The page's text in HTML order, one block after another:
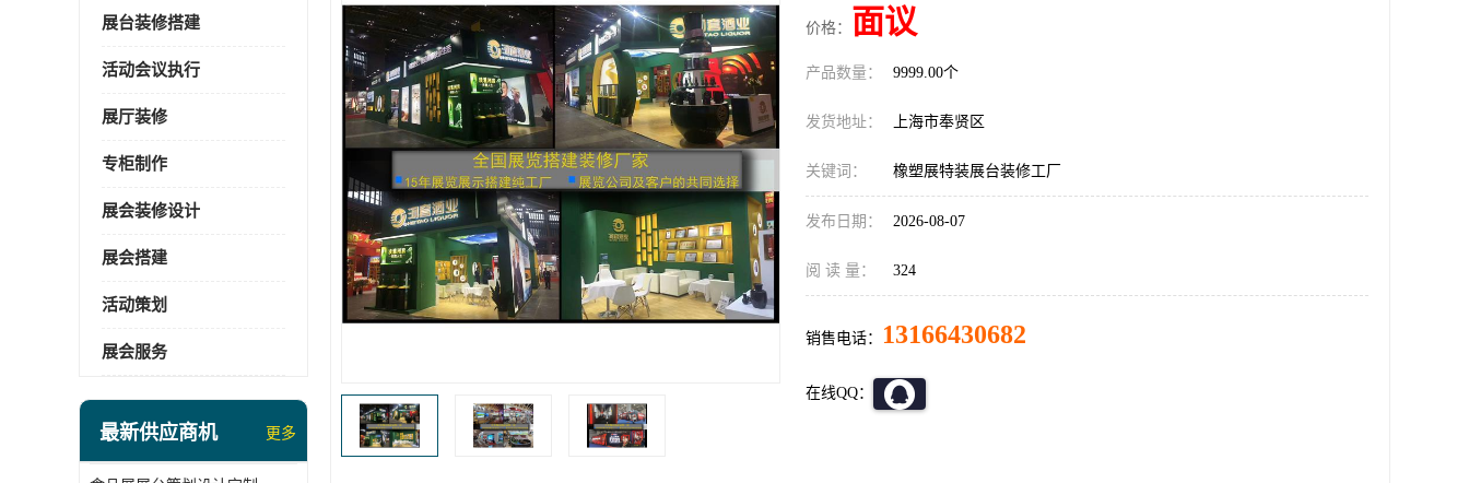
展台装修搭建
活动会议执行
展厅装修
专柜制作
展会装修设计
展会搭建
活动策划
展会服务
最新供应商机 更多
价格： 面议
产品数量： 9999.00个
发货地址： 上海市奉贤区
关键词： 橡塑展特装展台装修工厂
发布日期： 2026-08-07
阅 读 量： 324
销售电话： 13166430682
在线QQ：